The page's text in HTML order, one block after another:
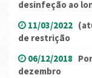
desinfeção ao
11/03/2022
de restrição
06/12/2018
dezembro